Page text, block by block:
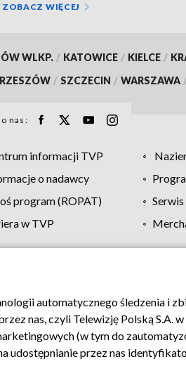
ZOBACZ WIĘCEJ
WLKP. / KATOWICE / KIELCE /
RZESZÓW / SZCZECIN / WARSZAWA
nas:
informacji TVP
o nadawcy
program (ROPAT)
w TVP
Moje zgody Pomoc Biuro
automatycznego śledzenia i
nas, czyli Telewizję Polską S.A.
(w tym do
udostępnianie przez nas